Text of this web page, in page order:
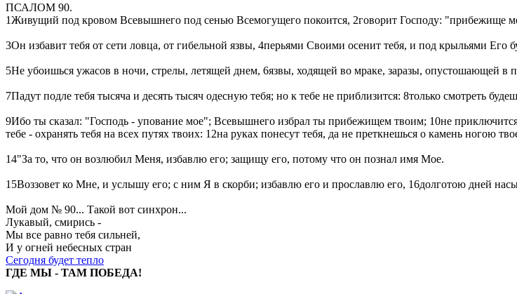
ПСАЛОМ 90.
1Живущий под кровом Всевышнего под сенью Всемогущего покоится, 2говорит Господу: "прибежище
3Он избавит тебя от сети ловца, от гибельной язвы, 4перьями Своими осенит тебя, и под крыльями Его
5Не убоишься ужасов в ночи, стрелы, летящей днем, 6язвы, ходящей во мраке, заразы, опустошающей в
7Падут подле тебя тысяча и десять тысяч одесную тебя; но к тебе не приблизится: 8только смотреть
9Ибо ты сказал: "Господь - упование мое"; Всевышнего избрал ты прибежищем твоим; 10не
тебе - охранять тебя на всех путях твоих: 12на руках понесут тебя, да не преткнешься о камень ногою
14"За то, что он возлюбил Меня, избавлю его; защищу его, потому что он познал имя Мое.
15Воззовет ко Мне, и услышу его; с ним Я в скорби; избавлю его и прославлю его, 16долготою дней
Мой дом № 90... Такой вот синхрон...
Лукавый, смирись -
Мы все равно тебя сильней,
И у огней небесных стран
Сегодня будет тепло
ГДЕ МЫ - ТАМ ПОБЕДА!